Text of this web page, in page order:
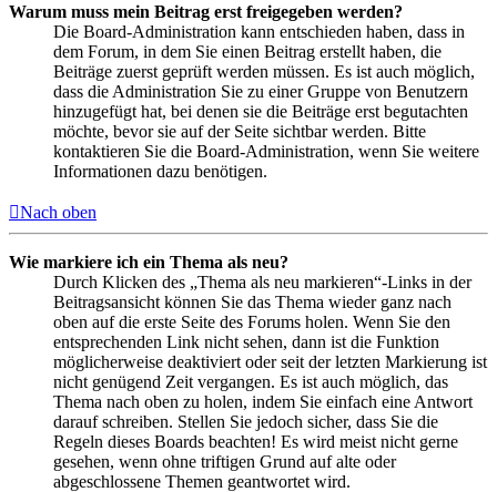
Warum muss mein Beitrag erst freigegeben werden?
Die Board-Administration kann entschieden haben, dass in
dem Forum, in dem Sie einen Beitrag erstellt haben, die
Beiträge zuerst geprüft werden müssen. Es ist auch möglich,
dass die Administration Sie zu einer Gruppe von Benutzern
hinzugefügt hat, bei denen sie die Beiträge erst begutachten
möchte, bevor sie auf der Seite sichtbar werden. Bitte
kontaktieren Sie die Board-Administration, wenn Sie weitere
Informationen dazu benötigen.
Nach oben
Wie markiere ich ein Thema als neu?
Durch Klicken des „Thema als neu markieren“-Links in der
Beitragsansicht können Sie das Thema wieder ganz nach
oben auf die erste Seite des Forums holen. Wenn Sie den
entsprechenden Link nicht sehen, dann ist die Funktion
möglicherweise deaktiviert oder seit der letzten Markierung ist
nicht genügend Zeit vergangen. Es ist auch möglich, das
Thema nach oben zu holen, indem Sie einfach eine Antwort
darauf schreiben. Stellen Sie jedoch sicher, dass Sie die
Regeln dieses Boards beachten! Es wird meist nicht gerne
gesehen, wenn ohne triftigen Grund auf alte oder
abgeschlossene Themen geantwortet wird.